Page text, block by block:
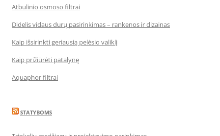
Atbulinio osmoso filtrai
Didelis vidaus durų pasirinkimas – rankenos ir dizainas
Kaip išsirinkti geriausią pelėsio valiklį
Kaip prižiūrėti patalynę
Aquaphor filtrai
STATYBOMS